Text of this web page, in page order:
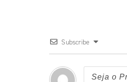
Subscribe